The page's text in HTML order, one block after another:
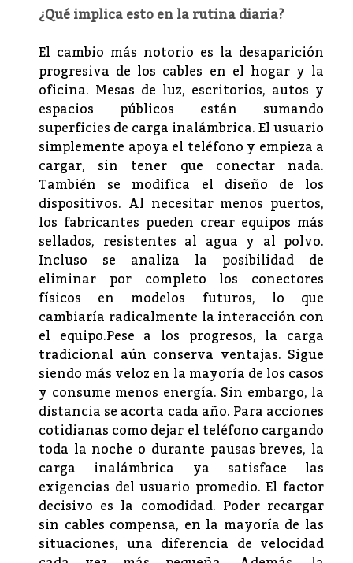
¿Qué implica esto en la rutina diaria?
El cambio más notorio es la desaparición
progresiva de los cables en el hogar y la
oficina. Mesas de luz, escritorios, autos y
espacios públicos están sumando
superficies de carga inalámbrica. El usuario
simplemente apoya el teléfono y empieza a
cargar, sin tener que conectar nada.
También se modifica el diseño de los
dispositivos. Al necesitar menos puertos,
los fabricantes pueden crear equipos más
sellados, resistentes al agua y al polvo.
Incluso se analiza la posibilidad de
eliminar por completo los conectores
físicos en modelos futuros, lo que
cambiaría radicalmente la interacción con
el equipo.Pese a los progresos, la carga
tradicional aún conserva ventajas. Sigue
siendo más veloz en la mayoría de los casos
y consume menos energía. Sin embargo, la
distancia se acorta cada año. Para acciones
cotidianas como dejar el teléfono cargando
toda la noche o durante pausas breves, la
carga inalámbrica ya satisface las
exigencias del usuario promedio. El factor
decisivo es la comodidad. Poder recargar
sin cables compensa, en la mayoría de las
situaciones, una diferencia de velocidad